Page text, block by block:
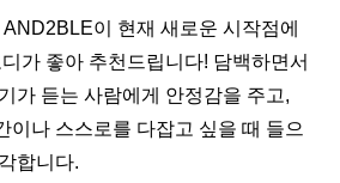
이 현재 새로운 시작점에
가 좋아 추천드립니다! 담백하면서
가 듣는 사람에게 안정감을 주고,
이나 스스로를 다잡고 싶을 때 들으
합니다.